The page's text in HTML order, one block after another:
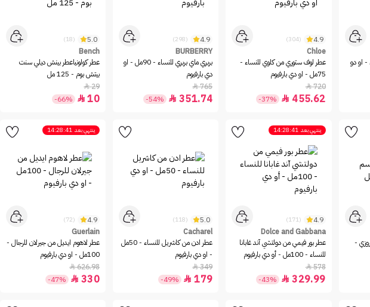
- او دو
4.9
(304)
Chloe
عطر لوف ستوري من كلوي للنساء -
75مل - او دي بارفيوم
720

455.62

-37%
4.9
(298)
BURBERRY
بربري ماي بربري للنساء - 90مل - او
دي بارفيوم
765

351.74

-54%
5.0
(18)
Bench
عطر كولونياعطر بينش ديلي سنت
بيتش بوم - 125 مل
29

10

-66%
-
ينتهي بعد 14:28:41
4.9
(171)
Dolce and Gabbana
عطر بور فيمي من دولتشي آند غابانا
للنساء - 100مل - أو دي بارفيوم
578

329.99

-43%
5.0
(118)
Cacharel
عطر ادن من كاشريل للنساء - 50مل
- او دي بارفيوم
349

179

-49%
ينتهي بعد 14:28:41
4.9
(72)
Guerlain
عطر لاهوم ايديل من جيرلان للرجال -
100مل - او دي بارفيوم
626.98

330

-47%